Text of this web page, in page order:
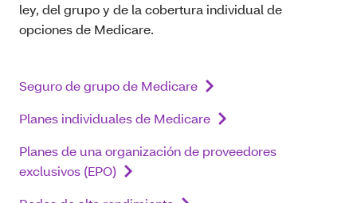
ley, del grupo y de la cobertura individual de
opciones de Medicare.
Seguro de grupo de Medicare
Planes individuales de Medicare
Planes de una organización de proveedores
exclusivos (EPO)